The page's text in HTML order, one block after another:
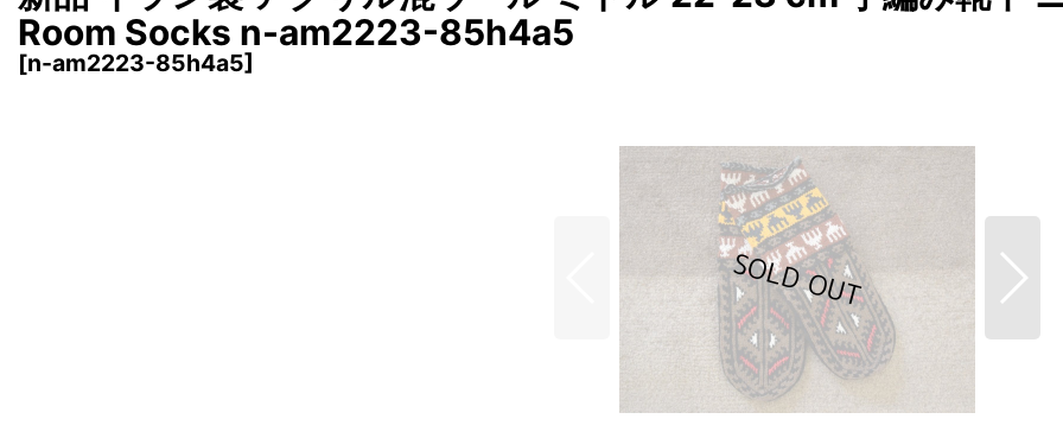
Room Socks n-am2223-85h4a5
[n-am2223-85h4a5]